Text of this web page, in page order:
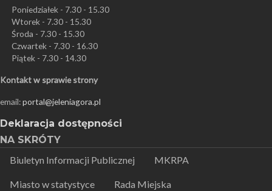
Poniedziałek - 7.30 - 15.30
Wtorek - 7.30 - 15.30
Środa - 7.30 - 15.30
Czwartek - 7.30 - 16.30
Piątek - 7.30 - 14.30
Kontakt w sprawie strony
email:portal@jeleniagora.pl
Deklaracja dostępności
NA SKRÓTY
Biuletyn Informacji Publicznej
MKRPA
Miasto w statystyce Rada Miejska